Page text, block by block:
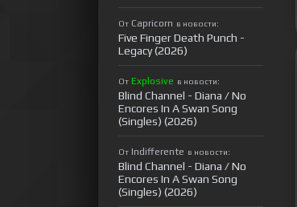
От Capricorn в новости:
Five Finger Death Punch -
Legacy (2026)
От Explosive в новости:
Blind Channel - Diana / No
Encores In A Swan Song
(Singles) (2026)
От Indifferente в новости:
Blind Channel - Diana / No
Encores In A Swan Song
(Singles) (2026)